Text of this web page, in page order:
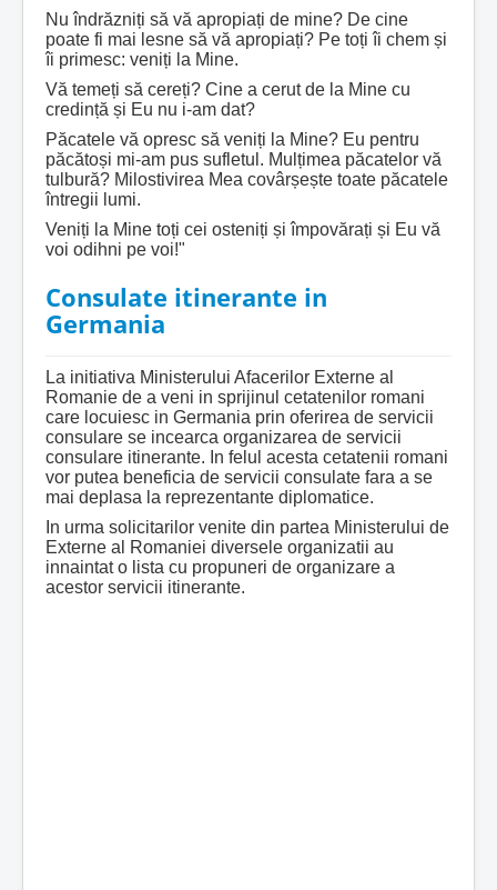
Nu îndrăzniți să vă apropiați de mine? De cine
poate fi mai lesne să vă apropiați? Pe toți îi chem și
îi primesc: veniți la Mine.
Vă temeți să cereți? Cine a cerut de la Mine cu
credință și Eu nu i-am dat?
Păcatele vă opresc să veniți la Mine? Eu pentru
păcătoși mi-am pus sufletul. Mulțimea păcatelor vă
tulbură? Milostivirea Mea covârșește toate păcatele
întregii lumi.
Veniți la Mine toți cei osteniți și împovărați și Eu vă
voi odihni pe voi!"
Consulate itinerante in
Germania
La initiativa Ministerului Afacerilor Externe al
Romanie de a veni in sprijinul cetatenilor romani
care locuiesc in Germania prin oferirea de servicii
consulare se incearca organizarea de servicii
consulare itinerante. In felul acesta cetatenii romani
vor putea beneficia de servicii consulate fara a se
mai deplasa la reprezentante diplomatice.
In urma solicitarilor venite din partea Ministerului de
Externe al Romaniei diversele organizatii au
innaintat o lista cu propuneri de organizare a
acestor servicii itinerante.